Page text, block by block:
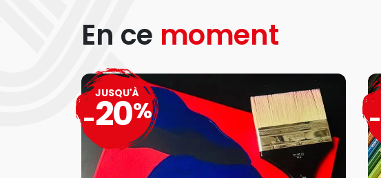
En ce moment
JUSQU'À
-20% -